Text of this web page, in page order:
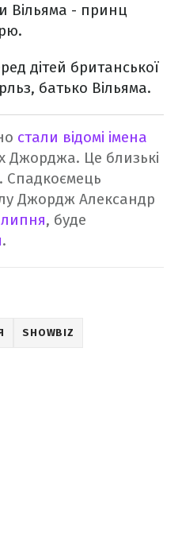
Вільяма - принц
дітей британської
батько Вільяма.
стали відомі імена
Джорджа. Це близькі
Спадкоємець
Джордж Александр
, буде
.
SHOWBIZ